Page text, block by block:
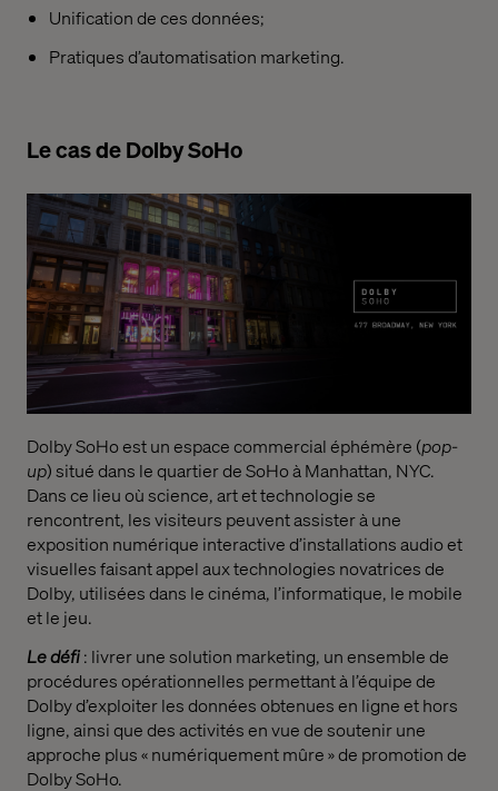
Unification de ces données;
Pratiques d’automatisation marketing.
Le cas de Dolby SoHo
Dolby SoHo est un espace commercial éphémère (pop-
up) situé dans le quartier de SoHo à Manhattan, NYC.
Dans ce lieu où science, art et technologie se
rencontrent, les visiteurs peuvent assister à une
exposition numérique interactive d’installations audio et
visuelles faisant appel aux technologies novatrices de
Dolby, utilisées dans le cinéma, l’informatique, le mobile
et le jeu.
Le défi: livrer une solution marketing, un ensemble de
procédures opérationnelles permettant à l’équipe de
Dolby d’exploiter les données obtenues en ligne et hors
ligne, ainsi que des activités en vue de soutenir une
approche plus « numériquement mûre » de promotion de
Dolby SoHo.